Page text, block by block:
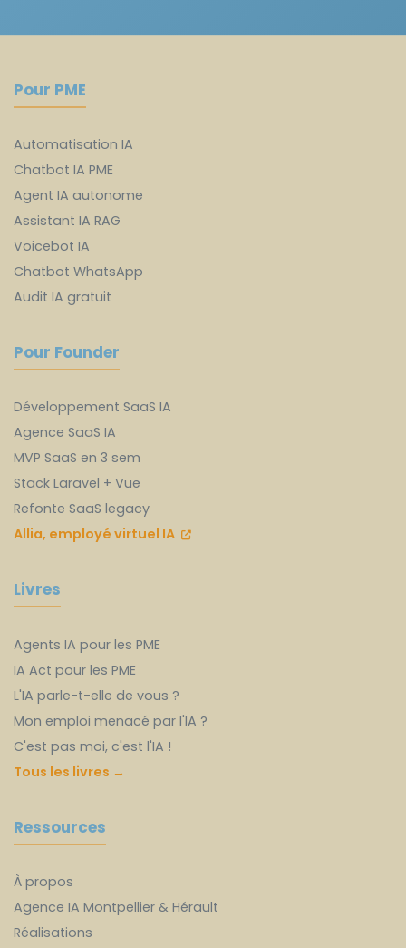
Pour PME
Automatisation IA
Chatbot IA PME
Agent IA autonome
Assistant IA RAG
Voicebot IA
Chatbot WhatsApp
Audit IA gratuit
Pour Founder
Développement SaaS IA
Agence SaaS IA
MVP SaaS en 3 sem
Stack Laravel + Vue
Refonte SaaS legacy
Allia, employé virtuel IA
Livres
Agents IA pour les PME
IA Act pour les PME
L'IA parle-t-elle de vous ?
Mon emploi menacé par l'IA ?
C'est pas moi, c'est l'IA !
Tous les livres →
Ressources
À propos
Agence IA Montpellier & Hérault
Réalisations